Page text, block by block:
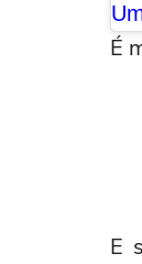
É
E